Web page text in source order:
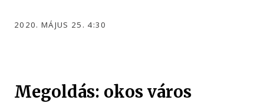
2020. MÁJUS 25. 4:30
Megoldás: okos város